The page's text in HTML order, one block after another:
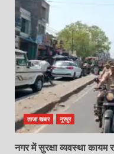
ताजा खबर नूरपुर
नगर में सुरक्षा व्यवस्था